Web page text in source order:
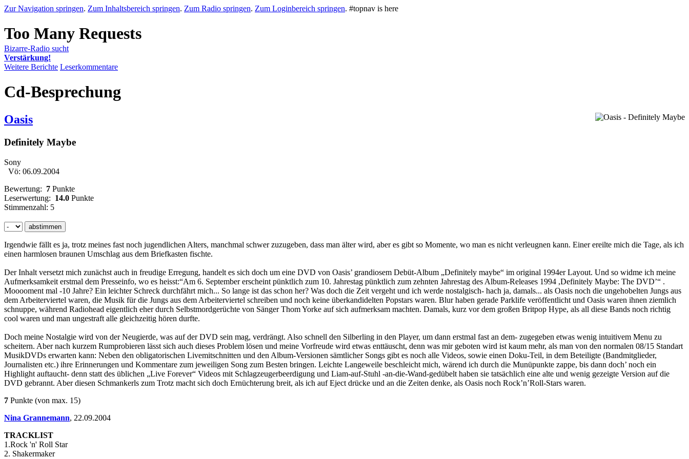
Zur Navigation springen. Zum Inhaltsbereich springen. Zum Radio springen. Zum Loginbereich springen. #topnav is here
Bizarre-Radio sucht
Verstärkung!
Weitere Berichte Leserkommentare
Cd-Besprechung
Oasis
Definitely Maybe
Sony
Vö: 06.09.2004
Bewertung: 7 Punkte
Leserwertung: 14.0 Punkte
Stimmenzahl: 5
Irgendwie fällt es ja, trotz meines fast noch jugendlichen Alters, manchmal schwer zuzugeben, dass man älter wird, aber es gibt so Momente, wo man es nicht verleugnen kann. Einer ereilte mich die Tage, als ich
einen harmlosen braunen Umschlag aus dem Briefkasten fischte.
Der Inhalt versetzt mich zunächst auch in freudige Erregung, handelt es sich doch um eine DVD von Oasis’ grandiosem Debüt-Album „Definitely maybe“ im original 1994er Layout. Und so widme ich meine
Aufmerksamkeit erstmal dem Presseinfo, wo es heisst:“Am 6. September erscheint pünktlich zum 10. Jahrestag pünktlich zum zehnten Jahrestag des Album-Releases 1994 ,Definitely Maybe: The DVD’“ .
Mooooment mal -10 Jahre? Ein leichter Schreck durchfährt mich... So lange ist das schon her? Was doch die Zeit vergeht und ich werde nostalgisch- hach ja, damals... als Oasis noch die ungehobelten Jungs aus
dem Arbeiterviertel waren, die Musik für die Jungs aus dem Arbeiterviertel schreiben und noch keine überkandidelten Popstars waren. Blur haben gerade Parklife veröffentlicht und Oasis waren ihnen ziemlich
schnuppe, während Radiohead eigentlich eher durch Selbstmordgerüchte von Sänger Thom Yorke auf sich aufmerksam machten. Damals, kurz vor dem großen Britpop Hype, als all diese Bands noch richtig
cool waren und man ungestraft alle gleichzeitig hören durfte.
Doch meine Nostalgie wird von der Neugierde, was auf der DVD sein mag, verdrängt. Also schnell den Silberling in den Player, um dann erstmal fast an dem- zugegeben etwas wenig intuitivem Menu zu
scheitern. Aber nach kurzem Rumprobieren lässt sich auch dieses Problem lösen und meine Vorfreude wird etwas enttäuscht, denn was mir geboten wird ist kaum mehr, als man von den normalen 08/15 Standart
MusikDVDs erwarten kann: Neben den obligatorischen Livemitschnitten und den Album-Versionen sämtlicher Songs gibt es noch alle Videos, sowie einen Doku-Teil, in dem Beteiligte (Bandmitglieder,
Journalisten etc.) ihre Erinnerungen und Kommentare zum jeweiligen Song zum Besten bringen. Leichte Langeweile beschleicht mich, wärend ich durch die Munüpunkte zappe, bis dann doch’ noch ein
Highlight auftaucht- denn statt des üblichen „Live Forever“ Videos mit Schlagzeugerbeerdigung und Liam-auf-Stuhl -an-die-Wand-gedübelt haben sie tatsächlich eine alte und wenig gezeigte Version auf die
DVD gebrannt. Aber diesen Schmankerls zum Trotz macht sich doch Ernüchterung breit, als ich auf Eject drücke und an die Zeiten denke, als Oasis noch Rock’n’Roll-Stars waren.
7 Punkte (von max. 15)
Nina Grannemann, 22.09.2004
TRACKLIST
1.Rock 'n' Roll Star
2. Shakermaker